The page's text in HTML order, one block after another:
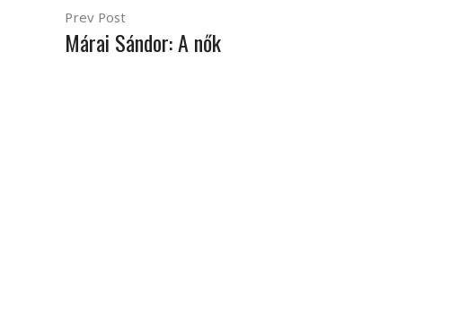
Prev Post
Márai Sándor: A nők